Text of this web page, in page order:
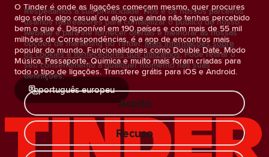
O Tinder é onde as ligações começam mesmo, quer procures
algo sério, algo casual ou algo que ainda não tenhas percebido
bem o que é. Disponível em 190 países e com mais de 55 mil
milhões de Correspondências, é a app de encontros mais
popular do mundo. Funcionalidades como Double Date, Modo
Música, Passaporte, Química e muito mais foram criadas para
todo o tipo de ligações. Transfere grátis para iOS e Android.
português europeu
Respeitamos a sua privacidade. Nós e os nossos parceiros
usamos rastreadores para contabilizar o público do nosso
website e para lhe fornecer ofertas e melhorar as nossas
opções de marketing do Tinder. Mais informações sobre
os cookies e fornecedores que utilizamos. Pode retirar o
seu consentimento a qualquer momento nas suas
definições.
Aceito
Recuso